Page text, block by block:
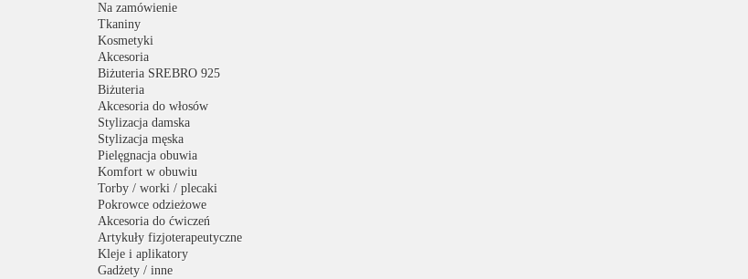
Na zamówienie
Tkaniny
Kosmetyki
Akcesoria
Biżuteria SREBRO 925
Biżuteria
Akcesoria do włosów
Stylizacja damska
Stylizacja męska
Pielęgnacja obuwia
Komfort w obuwiu
Torby / worki / plecaki
Pokrowce odzieżowe
Akcesoria do ćwiczeń
Artykuły fizjoterapeutyczne
Kleje i aplikatory
Gadżety / inne